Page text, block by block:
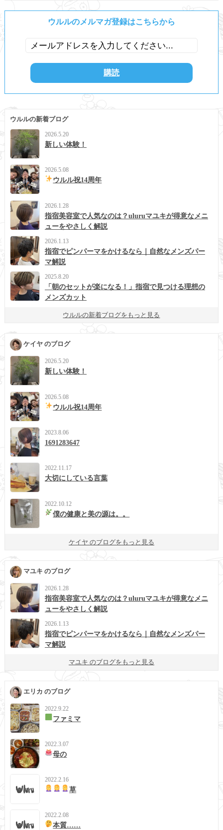
ウルルのメルマガ登録はこちらから
ウルルの新着ブログ
2026.5.20
新しい体験！
2026.5.08
ウルル祝14周年
2026.1.28
指宿美容室で人気なのは？uluruマユキが得意なメニ
ューをやさしく解説
2026.1.13
指宿でピンパーマをかけるなら｜自然なメンズパー
マ解説
2025.8.20
「朝のセットが楽になる！」指宿で見つける理想の
メンズカット
ウルルの新着ブログをもっと見る
ケイヤ のブログ
2026.5.20
新しい体験！
2026.5.08
ウルル祝14周年
2023.8.06
1691283647
2022.11.17
大切にしている言葉
2022.10.12
僕の健康と美の源は。。
ケイヤ のブログをもっと見る
マユキ のブログ
2026.1.28
指宿美容室で人気なのは？uluruマユキが得意なメニ
ューをやさしく解説
2026.1.13
指宿でピンパーマをかけるなら｜自然なメンズパー
マ解説
マユキ のブログをもっと見る
エリカ のブログ
2022.9.22
ファミマ
2022.3.07
母の
2022.2.16
草
2022.2.08
本質……